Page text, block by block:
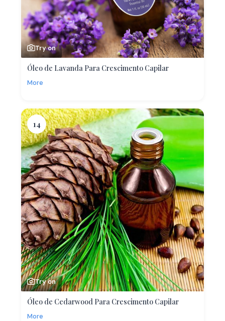
Try on
Óleo de Lavanda Para Crescimento Capilar
More
14
Try on
Óleo de Cedarwood Para Crescimento Capilar
More